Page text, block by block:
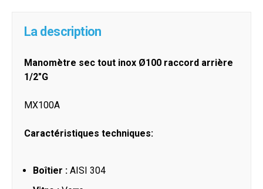
La description
Manomètre sec tout inox Ø100 raccord arrière
1/2"G
MX100A
Caractéristiques techniques:
Boîtier : AISI 304